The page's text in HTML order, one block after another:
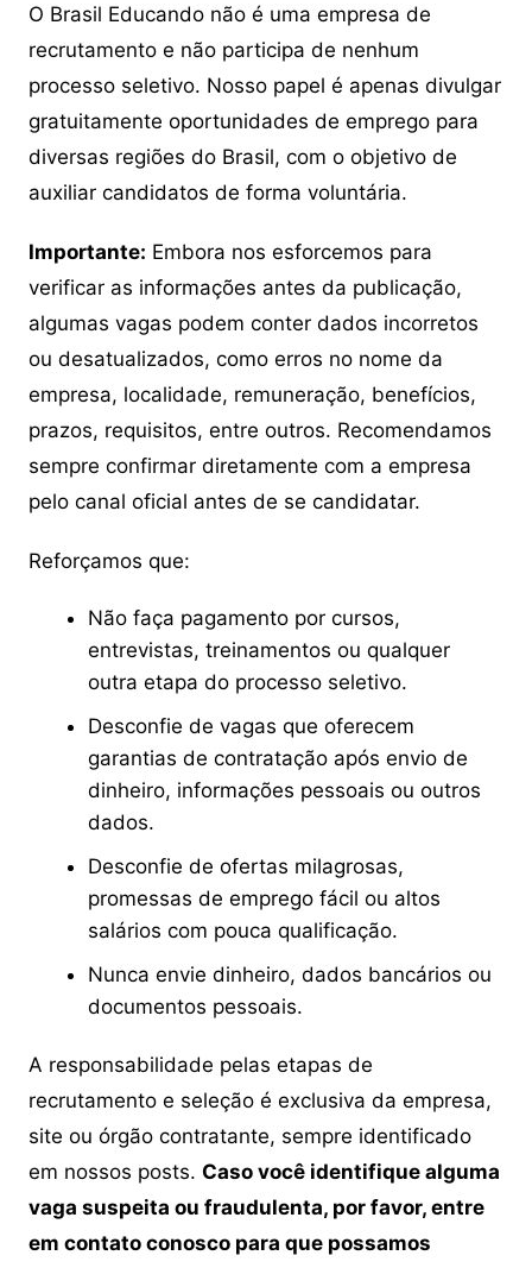
O Brasil Educando não é uma empresa de
recrutamento e não participa de nenhum
processo seletivo. Nosso papel é apenas divulgar
gratuitamente oportunidades de emprego para
diversas regiões do Brasil, com o objetivo de
auxiliar candidatos de forma voluntária.
Importante: Embora nos esforcemos para
verificar as informações antes da publicação,
algumas vagas podem conter dados incorretos
ou desatualizados, como erros no nome da
empresa, localidade, remuneração, benefícios,
prazos, requisitos, entre outros. Recomendamos
sempre confirmar diretamente com a empresa
pelo canal oficial antes de se candidatar.
Reforçamos que:
Não faça pagamento por cursos,
entrevistas, treinamentos ou qualquer
outra etapa do processo seletivo.
Desconfie de vagas que oferecem
garantias de contratação após envio de
dinheiro, informações pessoais ou outros
dados.
Desconfie de ofertas milagrosas,
promessas de emprego fácil ou altos
salários com pouca qualificação.
Nunca envie dinheiro, dados bancários ou
documentos pessoais.
A responsabilidade pelas etapas de
recrutamento e seleção é exclusiva da empresa,
site ou órgão contratante, sempre identificado
em nossos posts. Caso você identifique alguma
vaga suspeita ou fraudulenta, por favor, entre
em contato conosco para que possamos